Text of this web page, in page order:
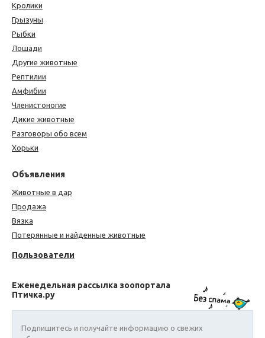
Кролики
Грызуны
Рыбки
Лошади
Другие животные
Рептилии
Амфибии
Членистоногие
Дикие животные
Разговоры обо всем
Хорьки
Объявления
Животные в дар
Продажа
Вязка
Потерянные и найденные животные
Пользователи
Еженедельная рассылка зоопортала
Птичка.ру
Подпишитесь и получайте информацию о свежих